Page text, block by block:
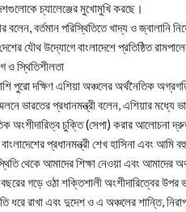
চ্যালেঞ্জের মুখোমুখি করছে।
বলেন, বর্তমান পরিস্থিতিতে খাদ্য ও
যৌথ উদ্যোগে বাংলাদেশে প্রতিষ্ঠিত
ও স্থিতিশীলতা
পুরো দক্ষিণ এশিয়া অঞ্চলের অর্থনৈতিক
ভারতের প্রধানমন্ত্রী বলেন, এশিয়ার
অংশীদারিত্ব চুক্তি (সেপা) করার
প্রধানমন্ত্রী শেখ হাসিনা এবং
থেকে আমাদের শিক্ষা নেওয়া এবং আমাদের
গড়ে ওঠা শক্তিশালী অংশীদারিত্বের
রাখা এবং দুদেশ ও এ অঞ্চলের শান্তি,